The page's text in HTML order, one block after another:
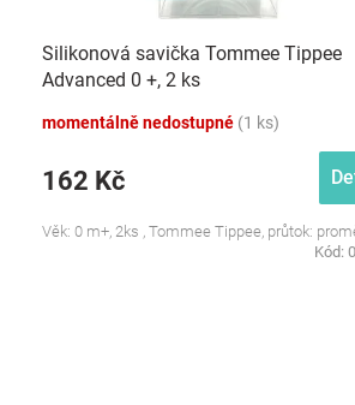
Silikonová savička Tommee Tippee
Advanced 0 +, 2 ks
momentálně nedostupné (1 ks)
162 Kč
Věk: 0 m+, 2ks , Tommee Tippee, průtok:
Kód: